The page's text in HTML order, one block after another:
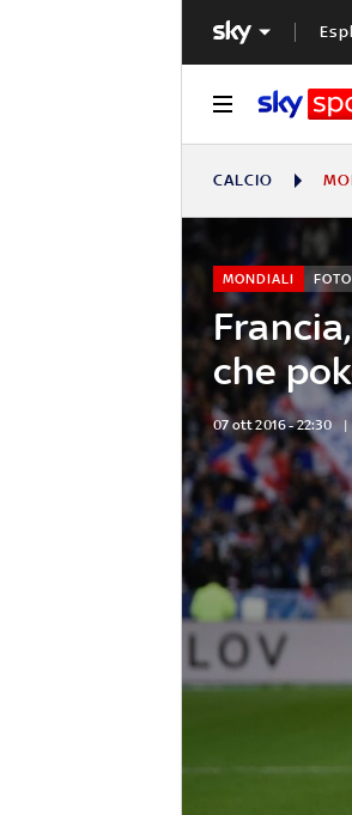
CALCIO
che
MONDIALI
07 ott 2016 - 22:30